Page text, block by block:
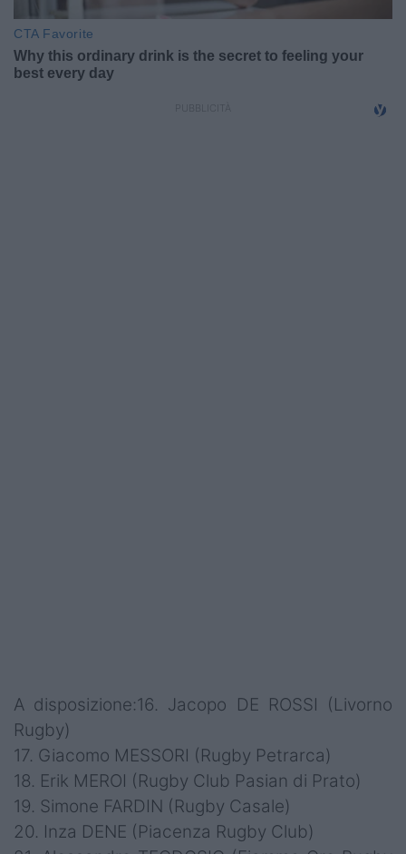
A disposizione:16. Jacopo DE ROSSI (Livorno
Rugby)
17. Giacomo MESSORI (Rugby Petrarca)
18. Erik MEROI (Rugby Club Pasian di Prato)
19. Simone FARDIN (Rugby Casale)
20. Inza DENE (Piacenza Rugby Club)